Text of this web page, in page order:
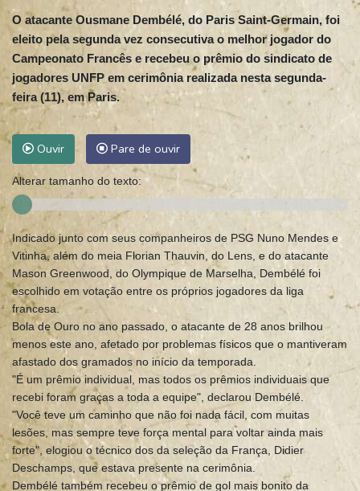
O atacante Ousmane Dembélé, do Paris Saint-Germain, foi
eleito pela segunda vez consecutiva o melhor jogador do
Campeonato Francês e recebeu o prêmio do sindicato de
jogadores UNFP em cerimônia realizada nesta segunda-
feira (11), em Paris.
Ouvir Pare de ouvir
Alterar tamanho do texto:
Indicado junto com seus companheiros de PSG Nuno Mendes e
Vitinha, além do meia Florian Thauvin, do Lens, e do atacante
Mason Greenwood, do Olympique de Marselha, Dembélé foi
escolhido em votação entre os próprios jogadores da liga
francesa.
Bola de Ouro no ano passado, o atacante de 28 anos brilhou
menos este ano, afetado por problemas físicos que o mantiveram
afastado dos gramados no início da temporada.
"É um prêmio individual, mas todos os prêmios individuais que
recebi foram graças a toda a equipe", declarou Dembélé.
"Você teve um caminho que não foi nada fácil, com muitas
lesões, mas sempre teve força mental para voltar ainda mais
forte", elogiou o técnico dos da seleção da França, Didier
Deschamps, que estava presente na cerimônia.
Dembélé também recebeu o prêmio de gol mais bonito da